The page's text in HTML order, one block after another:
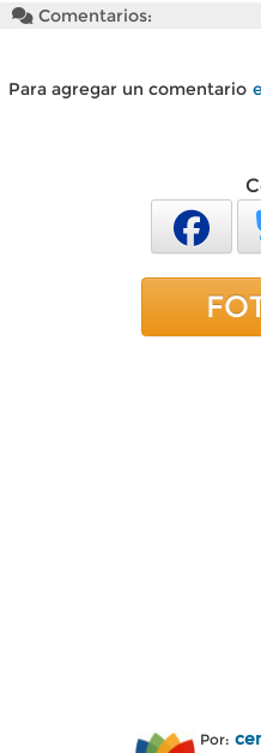
Comentarios:
Para agregar un comentario
Por: